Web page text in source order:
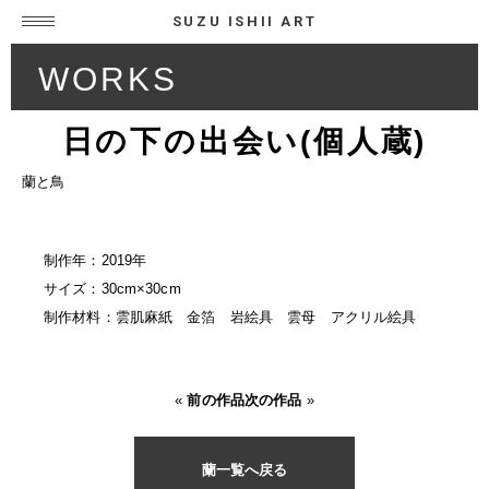
SUZU ISHII ART
WORKS
日の下の出会い(個人蔵)
蘭と鳥
制作年：2019年
サイズ：30cm×30cm
制作材料：雲肌麻紙 金箔 岩絵具 雲母 アクリル絵具
«前の作品次の作品 »
蘭一覧へ戻る